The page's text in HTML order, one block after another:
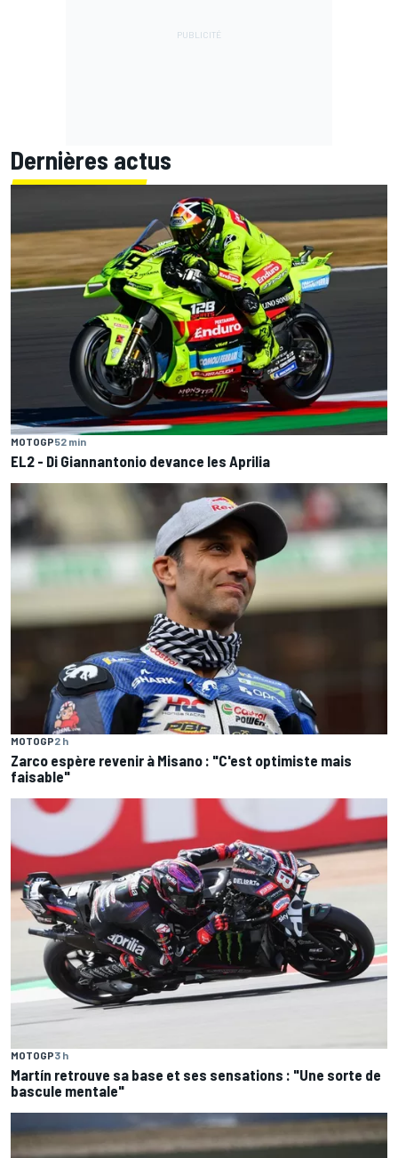
Dernières actus
MOTOGP52 min
EL2 - Di Giannantonio devance les Aprilia
MOTOGP2 h
Zarco espère revenir à Misano : "C'est optimiste mais
faisable"
MOTOGP3 h
Martín retrouve sa base et ses sensations : "Une sorte de
bascule mentale"